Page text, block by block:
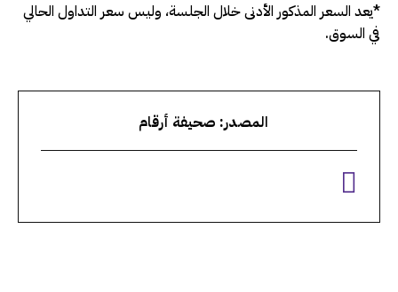
*يعد السعر المذكور الأدنى خلال الجلسة، وليس سعر التداول الحالي
في السوق.
المصدر: صحيفة أرقام